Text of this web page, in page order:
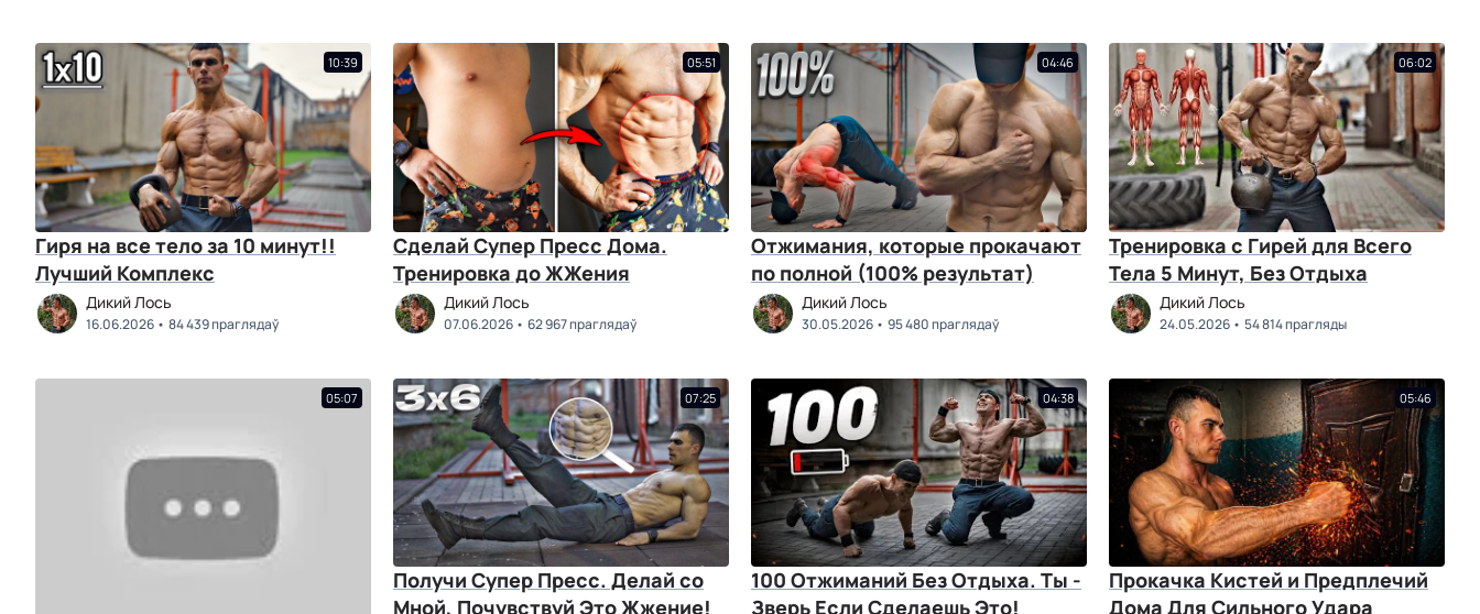
10:39
Гиря на все тело за 10 минут!!
Лучший Комплекс
Дикий Лось
16.06.2026 84 439 праглядаў
05:51
Сделай Супер Пресс Дома.
Тренировка до ЖЖения
Дикий Лось
07.06.2026 62 967 праглядаў
04:46
Отжимания, которые прокачают
по полной (100% результат)
Дикий Лось
30.05.2026 95 480 праглядаў
06:02
Тренировка с Гирей для Всего
Тела 5 Минут, Без Отдыха
Дикий Лось
24.05.2026 54 814 прагляды
05:07 07:25
Получи Супер Пресс. Делай со
Мной, Почувствуй Это Жжение!
04:38
100 Отжиманий Без Отдыха. Ты -
Зверь Если Сделаешь Это!
05:46
Прокачка Кистей и Предплечий
Дома Для Сильного Удара